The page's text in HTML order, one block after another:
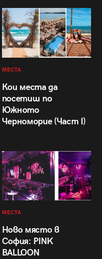
МЕСТА
Кои места да
посетиш по
Южното
Черноморие (Част I)
МЕСТА
Ново място в
София: PINK
BALLOON